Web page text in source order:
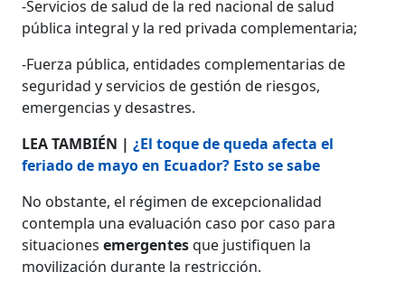
-Servicios de salud de la red nacional de salud
pública integral y la red privada complementaria;
-Fuerza pública, entidades complementarias de
seguridad y servicios de gestión de riesgos,
emergencias y desastres.
LEA TAMBIÉN |¿El toque de queda afecta el
feriado de mayo en Ecuador? Esto se sabe
No obstante, el régimen de excepcionalidad
contempla una evaluación caso por caso para
situacionesemergentesque justifiquen la
movilización durante la restricción.